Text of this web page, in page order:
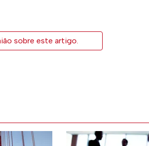
sobre este artigo.